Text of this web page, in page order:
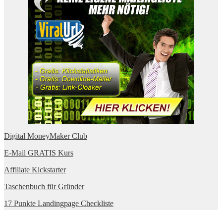
Digital MoneyMaker Club
E-Mail GRATIS Kurs
Affiliate Kickstarter
Taschenbuch für Gründer
17 Punkte Landingpage Checkliste